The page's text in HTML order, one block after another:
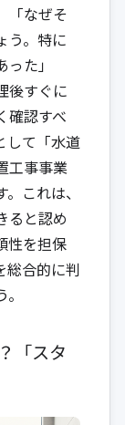
「なぜそ
う。特に
た」
後すぐに
確認すべ
して「水道
工事事業
これは、
ると認め
性を担保
総合的に判
「スタ